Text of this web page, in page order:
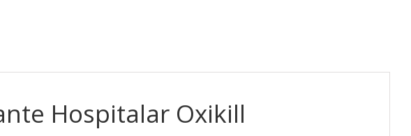
Hospitalar Oxikill